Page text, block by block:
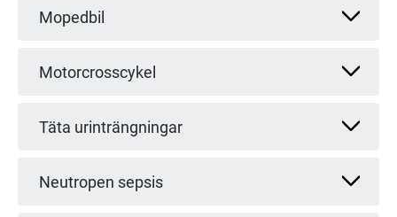
Mopedbil
Motorcrosscykel
Täta urinträngningar
Neutropen sepsis